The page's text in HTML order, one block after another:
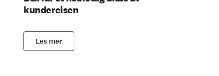
kundereisen
Les mer